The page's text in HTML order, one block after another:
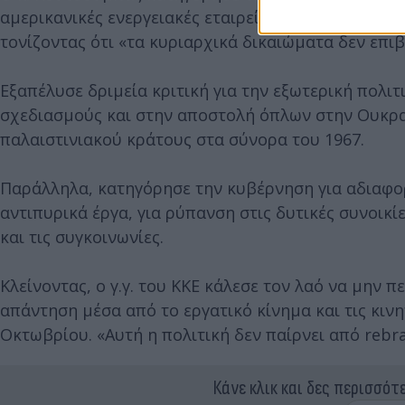
αμερικανικές ενεργειακές εταιρείες διεκδικούν
τονίζοντας ότι «τα κυριαρχικά δικαιώματα δεν
Εξαπέλυσε δριμεία κριτική για την εξωτερική
σχεδιασμούς και στην αποστολή όπλων στην
παλαιστινιακού κράτους στα σύνορα του 1967.
Παράλληλα, κατηγόρησε την κυβέρνηση για
αντιπυρικά έργα, για ρύπανση στις δυτικές
και τις συγκοινωνίες.
Κλείνοντας, ο γ.γ. του ΚΚΕ κάλεσε τον λαό να μην
απάντηση μέσα από το εργατικό κίνημα και τις
Οκτωβρίου. «Αυτή η πολιτική δεν παίρνει από
Κάνε κλικ και δες